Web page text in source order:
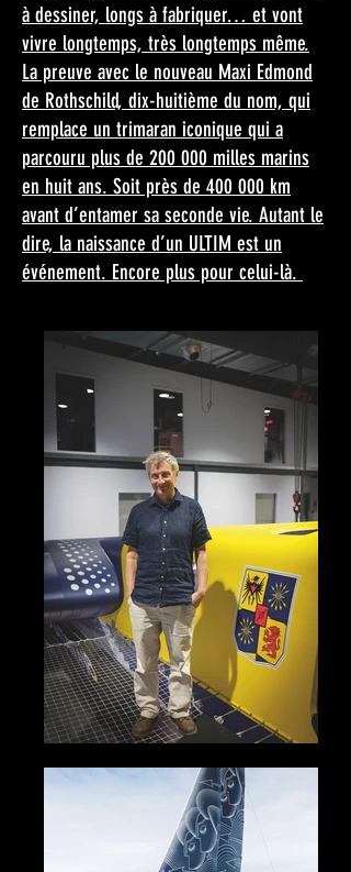
à dessiner, longs à fabriquer… et vont
vivre longtemps, très longtemps même.
La preuve avec le nouveau Maxi Edmond
de Rothschild, dix-huitième du nom, qui
remplace un trimaran iconique qui a
parcouru plus de 200 000 milles marins
en huit ans. Soit près de 400 000 km
avant d’entamer sa seconde vie. Autant le
dire, la naissance d’un ULTIM est un
événement. Encore plus pour celui-là.